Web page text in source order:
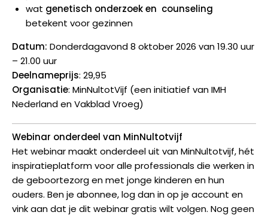
wat genetisch onderzoek en counseling
betekent voor gezinnen
Datum: Donderdagavond 8 oktober 2026 van 19.30 uur
– 21.00 uur
Deelnameprijs: 29,95
Organisatie: MinNultotVijf (een initiatief van IMH
Nederland en Vakblad Vroeg)
Webinar onderdeel van MinNultotvijf
Het webinar maakt onderdeel uit van MinNultotvijf, hét
inspiratieplatform voor alle professionals die werken in
de geboortezorg en met jonge kinderen en hun
ouders. Ben je abonnee, log dan in op je account en
vink aan dat je dit webinar gratis wilt volgen. Nog geen